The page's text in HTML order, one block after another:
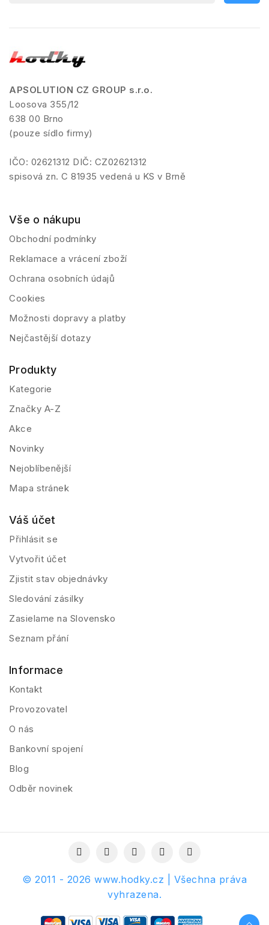
APSOLUTION CZ GROUP s.r.o.
Loosova 355/12
638 00 Brno
(pouze sídlo firmy)
IČO: 02621312 DIČ: CZ02621312
spisová zn. C 81935 vedená u KS v Brně
Vše o nákupu
Obchodní podmínky
Reklamace a vrácení zboží
Ochrana osobních údajů
Cookies
Možnosti dopravy a platby
Nejčastější dotazy
Produkty
Kategorie
Značky A-Z
Akce
Novinky
Nejoblíbenější
Mapa stránek
Váš účet
Přihlásit se
Vytvořit účet
Zjistit stav objednávky
Sledování zásilky
Zasielame na Slovensko
Seznam přání
Informace
Kontakt
Provozovatel
O nás
Bankovní spojení
Blog
Odběr novinek
© 2011 - 2026 www.hodky.cz | Všechna práva
vyhrazena.